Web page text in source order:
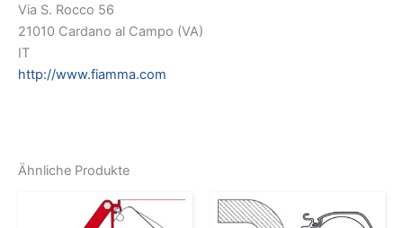
Via S. Rocco 56
21010 Cardano al Campo (VA)
IT
http://www.fiamma.com
Ähnliche Produkte